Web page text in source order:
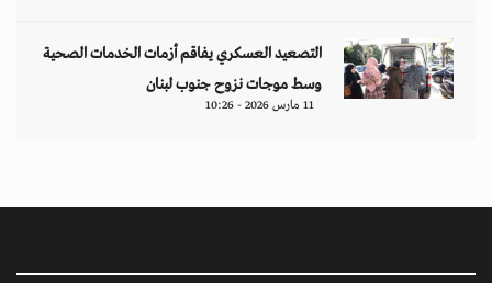
التصعيد العسكري يفاقم أزمات الخدمات الصحية
وسط موجات نزوح جنوب لبنان
11 مارس 2026 - 10:26